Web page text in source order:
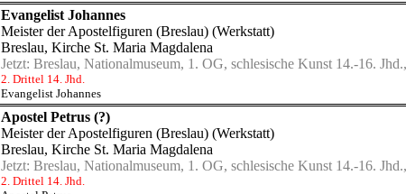
Evangelist Johannes
Meister der Apostelfiguren (Breslau) (Werkstatt)
Breslau, Kirche St. Maria Magdalena
Jetzt: Breslau, Nationalmuseum, 1. OG, schlesische Kunst 14.-16.
2. Drittel 14. Jhd.
Evangelist Johannes
Apostel Petrus (?)
Meister der Apostelfiguren (Breslau) (Werkstatt)
Breslau, Kirche St. Maria Magdalena
Jetzt: Breslau, Nationalmuseum, 1. OG, schlesische Kunst 14.-16.
2. Drittel 14. Jhd.